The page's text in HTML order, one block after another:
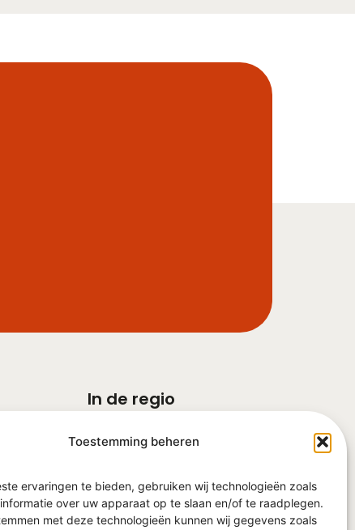
Toestemming beheren
ervaringen te bieden, gebruiken wij technologieën zoals
over uw apparaat op te slaan en/of te raadplegen.
met deze technologieën kunnen wij gegevens zoals
In de regio
Ede
Nijkerk
Harderwijk